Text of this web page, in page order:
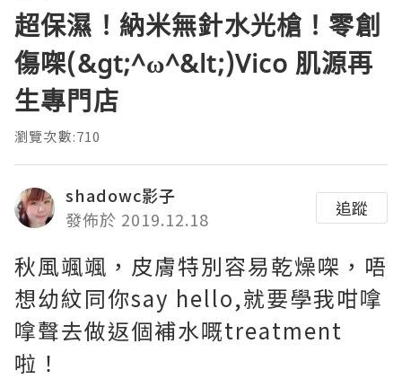
超保濕！納米無針水光槍！零創
傷㗎(&gt;^ω^&lt;)Vico 肌源再
生專門店
瀏覽次數:710
shadowc影子
發佈於 2019.12.18
追蹤
秋風颯颯，皮膚特別容易乾燥㗎，唔
想幼紋同你say hello,就要學我咁嗱
嗱聲去做返個補水嘅treatment
啦！